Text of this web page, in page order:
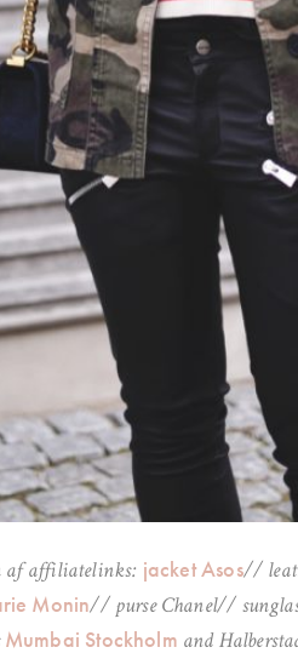
af affiliatelinks: jacket Asos//
Monin// purse Chanel//
Mumbai Stockholm and